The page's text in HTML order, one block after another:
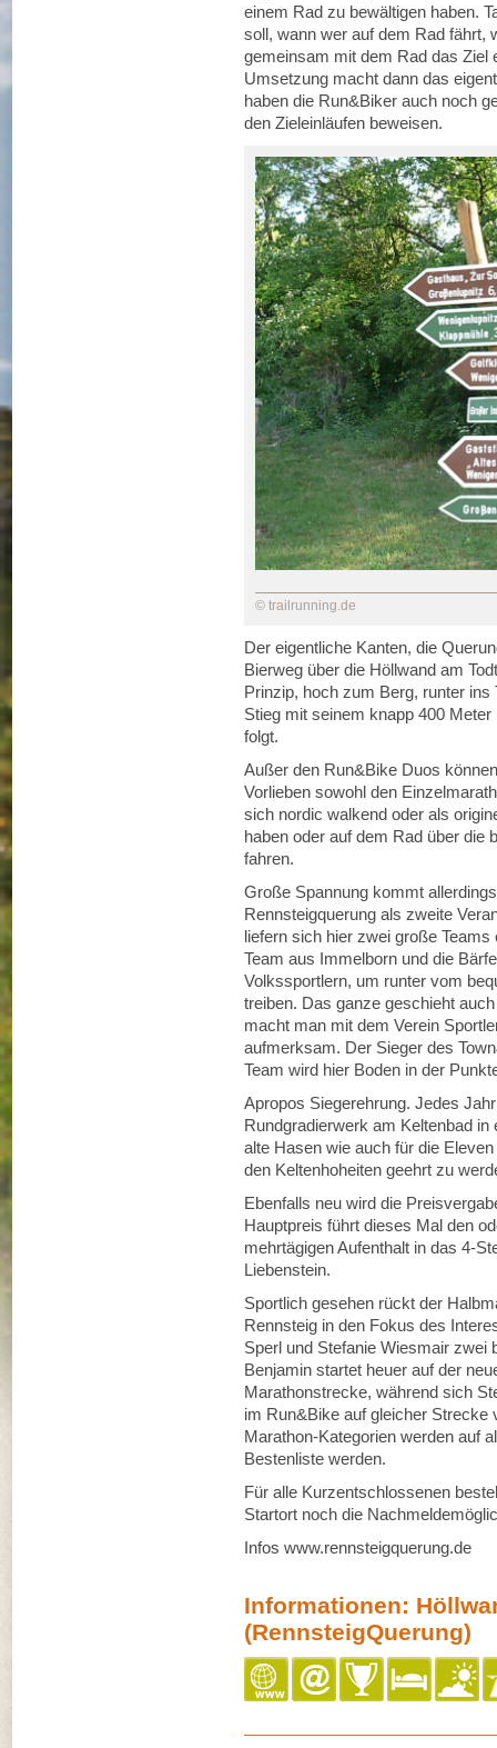
einem Rad zu bewältigen haben.
soll, wann wer auf dem Rad fährt,
gemeinsam mit dem Rad das Ziel
Umsetzung macht dann das
haben die Run&Biker auch noch
den Zieleinläufen beweisen.
© trailrunning.de
Der eigentliche Kanten, die
Bierweg über die Höllwand am
Prinzip, hoch zum Berg, runter
Stieg mit seinem knapp 400
folgt.
Außer den Run&Bike Duos
Vorlieben sowohl den
sich nordic walkend oder als
haben oder auf dem Rad über die
fahren.
Große Spannung kommt
Rennsteigquerung als zweite
liefern sich hier zwei große
Team aus Immelborn und die
Volkssportlern, um runter vom
treiben. Das ganze geschieht
macht man mit dem Verein
aufmerksam. Der Sieger des
Team wird hier Boden in der
Apropos Siegerehrung. Jedes
Rundgradierwerk am Keltenbad
alte Hasen wie auch für die
den Keltenhoheiten geehrt zu
Ebenfalls neu wird die
Hauptpreis führt dieses Mal den
mehrtägigen Aufenthalt in das 4-
Liebenstein.
Sportlich gesehen rückt der
Rennsteig in den Fokus des
Sperl und Stefanie Wiesmair zwei
Benjamin startet heuer auf der
Marathonstrecke, während sich
im Run&Bike auf gleicher Strecke
Marathon-Kategorien werden auf
Bestenliste werden.
Für alle Kurzentschlossenen
Startort noch die
Infos www.rennsteigquerung.de
Informationen:
(RennsteigQuerung)